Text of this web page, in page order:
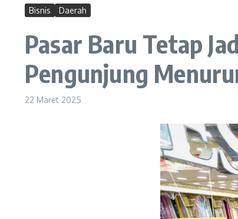
Bisnis Daerah
Pasar Baru Tetap
Pengunjung
22 Maret 2025